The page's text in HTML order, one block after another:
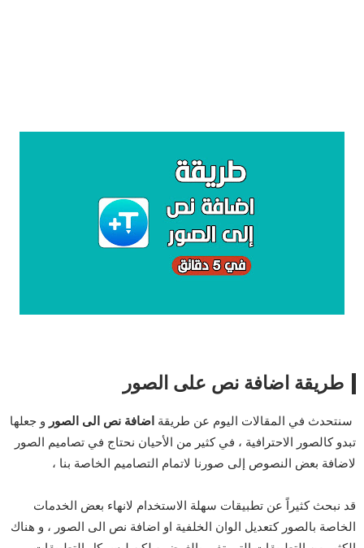
طريقة اضافة نص على الصور
سنتحدث في المقالات اليوم عن طريقة اضافة نص الى الصور و جعلها
تبدو كالصور الاحترافية ، في كثير من الأحيان نحتاج في تصاميم الصور
لاضافة بعض النصوص إلى صورنا لاتمام التصاميم الخاصة بنا ،
قد نبحث كثيراً عن تطبيقات سهلة الاستخدام لانهاء بعض الخدمات
الخاصة بالصور كتعديل الوان الخلفية او اضافة نص الى الصور ، و هناك